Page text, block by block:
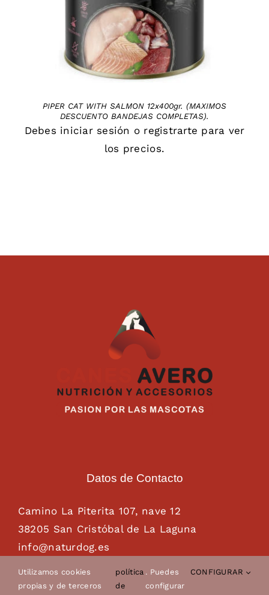
PIPER CAT WITH SALMON 12x400gr. (MAXIMOS
DESCUENTO BANDEJAS COMPLETAS).
Debes iniciar sesión o registrarte para ver
los precios.
Datos de Contacto
Camino La Piterita 107, nave 12
38205 San Cristóbal de La Laguna
info@naturdog.es
Tel. 922 89 85 89 – 681 28 85 26
Utilizamos cookies
propias y de terceros
política
de
. Puedes
configurar
CONFIGURAR